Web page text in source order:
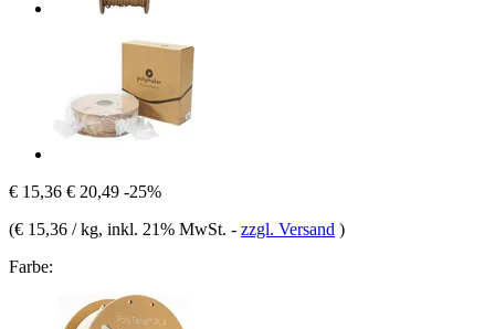
€ 15,36 € 20,49 -25%
(€ 15,36 / kg, inkl. 21% MwSt. - zzgl. Versand )
Farbe: